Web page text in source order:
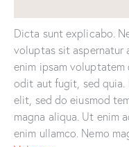
Dicta sunt explicabo.
voluptas sit aspernatur
enim ipsam
odit aut fugit, sed
elit, sed do eiusmod
magna aliqua. Ut enim
enim ullamco. Nemo